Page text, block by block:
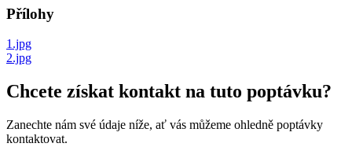
Přílohy
1.jpg
2.jpg
Chcete získat kontakt na tuto poptávku?
Zanechte nám své údaje níže, ať vás můžeme ohledně poptávky
kontaktovat.